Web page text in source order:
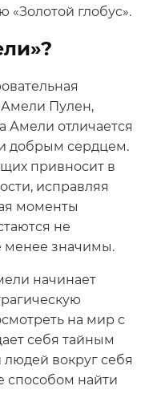
глобус».
Пулен,
Амели отличается
добрым сердцем.
привносит в
исправляя
моменты
не
менее значимы.
начинает
на мир с
себя тайным
вокруг себя
способом найти